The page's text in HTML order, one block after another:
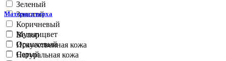
Зеленый
Золотой
Коричневый
Мультицвет
Оранжевый
Серый
Материал верха
Велюр
Искусственная кожа
Натуральная кожа